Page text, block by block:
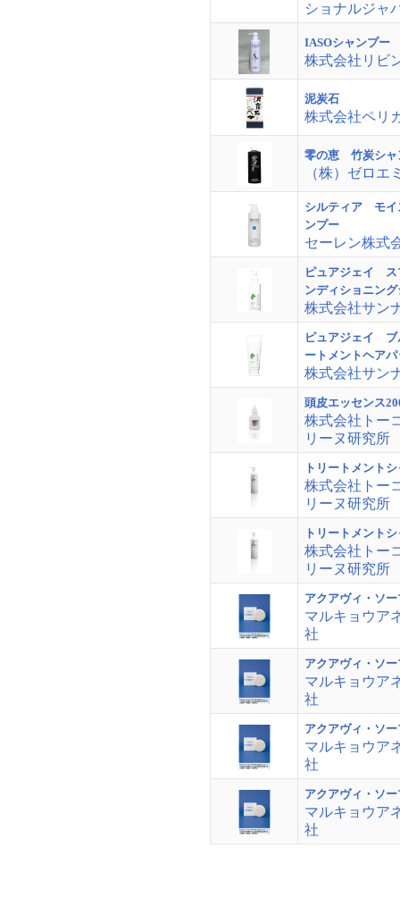
ショナルジャ
IASOシャンプー
株式会社リビ
泥炭石
株式会社ペリ
零の恵 竹炭シャ
（株）ゼロエ
シルティア モイ
ンプー
セーレン株式
ピュアジェイ ス
ンディショニン
株式会社サン
ピュアジェイ ブ
ートメントヘア
株式会社サン
頭皮エッセンス
株式会社トー
リーヌ研究所
トリートメント
株式会社トー
リーヌ研究所
トリートメント
株式会社トー
リーヌ研究所
アクアヴィ・ソー
マルキョウア
社
アクアヴィ・ソー
マルキョウア
社
アクアヴィ・ソー
マルキョウア
社
アクアヴィ・ソー
マルキョウア
社